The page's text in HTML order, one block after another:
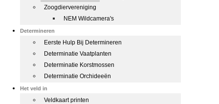
Zoogdiervereniging
NEM Wildcamera's
Determineren
Eerste Hulp Bij Determineren
Determinatie Vaatplanten
Determinatie Korstmossen
Determinatie Orchideeën
Het veld in
Veldkaart printen